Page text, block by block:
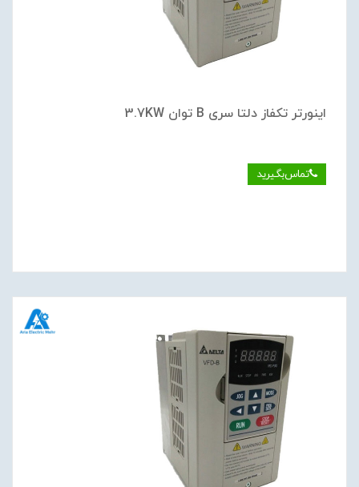
اینورتر تکفاز دلتا سری B توان 3.7KW
تماس‌بگیرید